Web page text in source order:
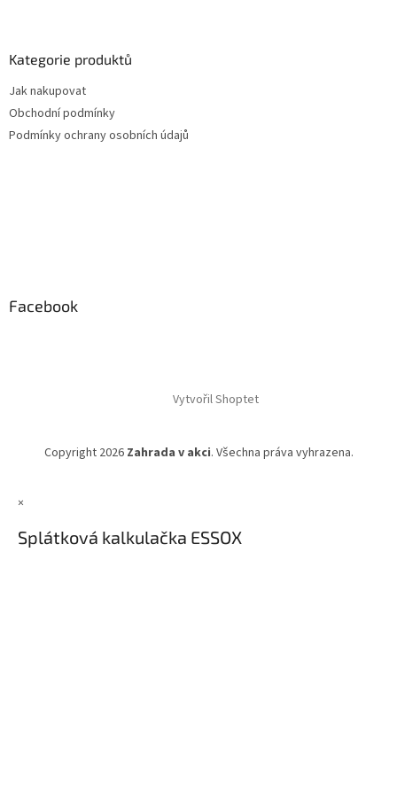
Kategorie produktů
Jak nakupovat
Obchodní podmínky
Podmínky ochrany osobních údajů
Facebook
Vytvořil Shoptet
Copyright 2026 Zahrada v akci. Všechna práva vyhrazena.
×
Splátková kalkulačka ESSOX